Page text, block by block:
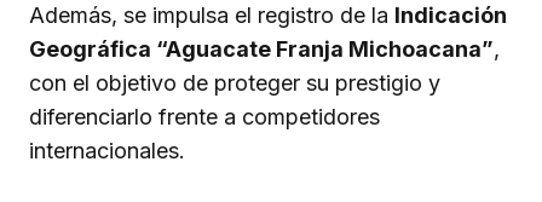
Además, se impulsa el registro de la Indicación
Geográfica “Aguacate Franja Michoacana”,
con el objetivo de proteger su prestigio y
diferenciarlo frente a competidores
internacionales.